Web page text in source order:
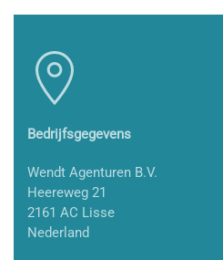
Bedrijfsgegevens
Wendt Agenturen B.V.
Heereweg 21
2161 AC Lisse
Nederland